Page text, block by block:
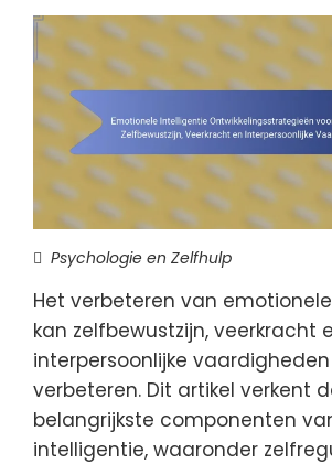
Psychologie en Zelfhulp
Het verbeteren van
kan zelfbewustzijn, veerkracht
interpersoonlijke
verbeteren. Dit artikel verkent
belangrijkste componenten
intelligentie, waaronder